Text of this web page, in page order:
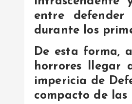
entre
durante los
De esta forma,
horrores llegar
impericia de
compacto de